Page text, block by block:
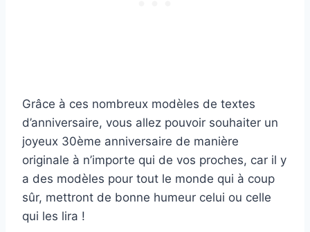
Grâce à ces nombreux modèles de textes
d’anniversaire, vous allez pouvoir souhaiter un
joyeux 30ème anniversaire de manière
originale à n’importe qui de vos proches, car il y
a des modèles pour tout le monde qui à coup
sûr, mettront de bonne humeur celui ou celle
qui les lira !